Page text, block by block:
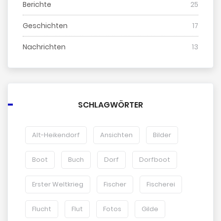
Berichte 25
Geschichten 17
Nachrichten 13
SCHLAGWÖRTER
Alt-Heikendorf Ansichten Bilder
Boot Buch Dorf Dorfboot
Erster Weltkrieg Fischer Fischerei
Flucht Flut Fotos Gilde